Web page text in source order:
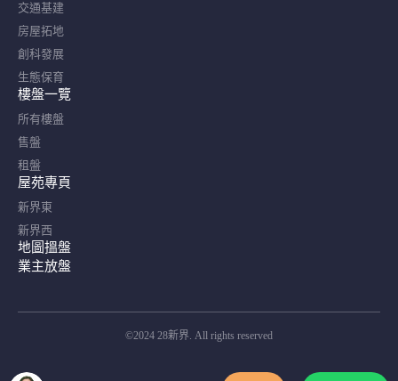
交通基建
房屋拓地
創科發展
生態保育
樓盤一覽
所有樓盤
售盤
租盤
屋苑專頁
新界東
新界西
地圖搵盤
業主放盤
©2024 28新界. All rights reserved